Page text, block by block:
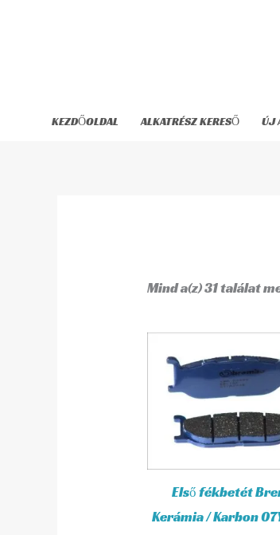
KEZDŐOLDAL ALKATRÉSZ KERESŐ ÚJ
Mind a(z) 31 találat
Első fékbetét
Kerámia / Karbon